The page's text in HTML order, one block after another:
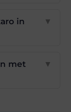
in
▼
met
▼